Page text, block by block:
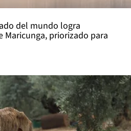
del mundo logra
Maricunga, priorizado para